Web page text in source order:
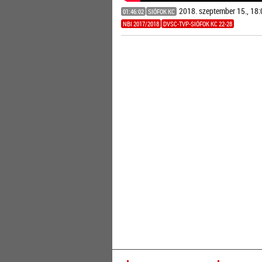
01:46:02 SIÓFOK KC 2018. szeptember 15.,
NBI 2017/2018 DVSC-TVP-SIÓFOK KC 22-28